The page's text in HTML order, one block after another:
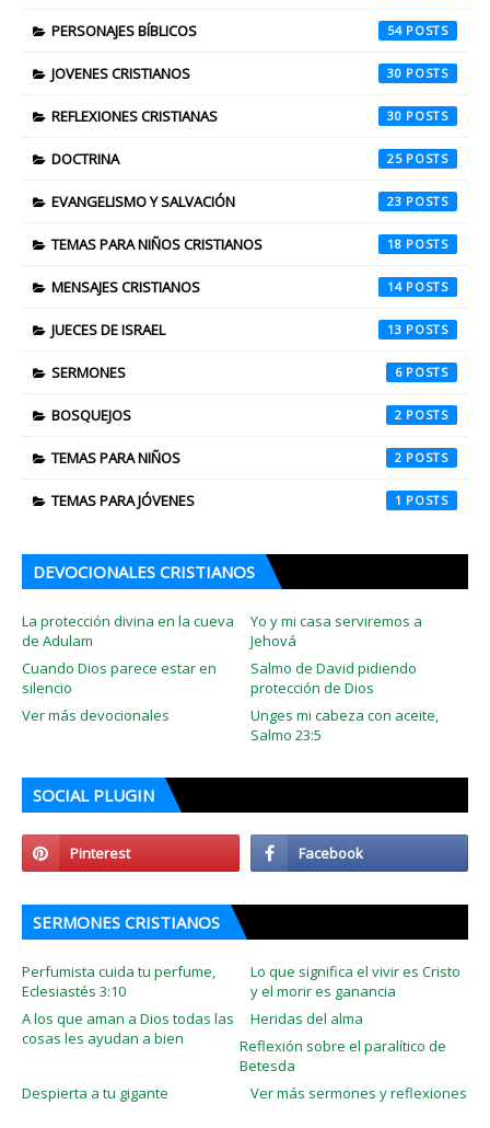
PERSONAJES BÍBLICOS 54
JOVENES CRISTIANOS 30
REFLEXIONES CRISTIANAS 30
DOCTRINA 25
EVANGELISMO Y SALVACIÓN 23
TEMAS PARA NIÑOS CRISTIANOS 18
MENSAJES CRISTIANOS 14
JUECES DE ISRAEL 13
SERMONES 6
BOSQUEJOS 2
TEMAS PARA NIÑOS 2
TEMAS PARA JÓVENES 1
DEVOCIONALES CRISTIANOS
La protección divina en la cueva
de Adulam
Yo y mi casa serviremos a
Jehová
Cuando Dios parece estar en
silencio
Salmo de David pidiendo
protección de Dios
Ver más devocionales
Unges mi cabeza con aceite,
Salmo 23:5
SOCIAL PLUGIN
SERMONES CRISTIANOS
Perfumista cuida tu perfume,
Eclesiastés 3:10
Lo que significa el vivir es Cristo
y el morir es ganancia
A los que aman a Dios todas las
cosas les ayudan a bien
Heridas del alma
Reflexión sobre el paralítico de
Betesda
Ver más sermones y reflexiones
Despierta a tu gigante